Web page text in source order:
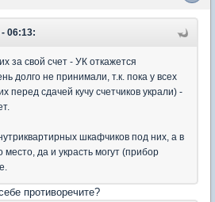
06:13:
за свой счет - УК откажется
долго не принимали, т.к. пока у всех
перед сдачей кучу счетчиков украли) -
шкафчиков под них, а в
да и украсть могут (прибор
противоречите?